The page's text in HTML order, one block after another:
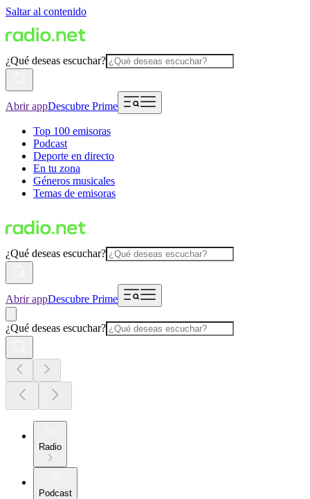
Saltar al contenido
¿Qué deseas escuchar?
Abrir appDescubre Prime
Top 100 emisoras
Podcast
Deporte en directo
En tu zona
Géneros musicales
Temas de emisoras
¿Qué deseas escuchar?
Abrir appDescubre Prime
¿Qué deseas escuchar?
Radio
Podcast